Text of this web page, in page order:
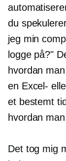
du
jeg min
logge på?"
hvordan
en Excel-
et bestemt
hvordan
Det tog mig